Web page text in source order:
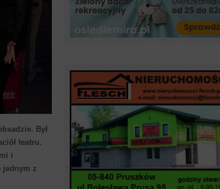
Był
teatru.
i
jednym z